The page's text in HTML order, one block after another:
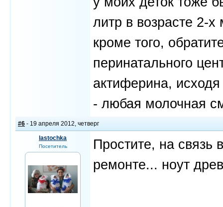
литр в возрасте 2-
кроме того,
перинатального
актиферина,
- любая молочная
#6 - 19 апреля 2012, четверг
lastochka
Посетитель
Простите, на связь
ремонте... ноут